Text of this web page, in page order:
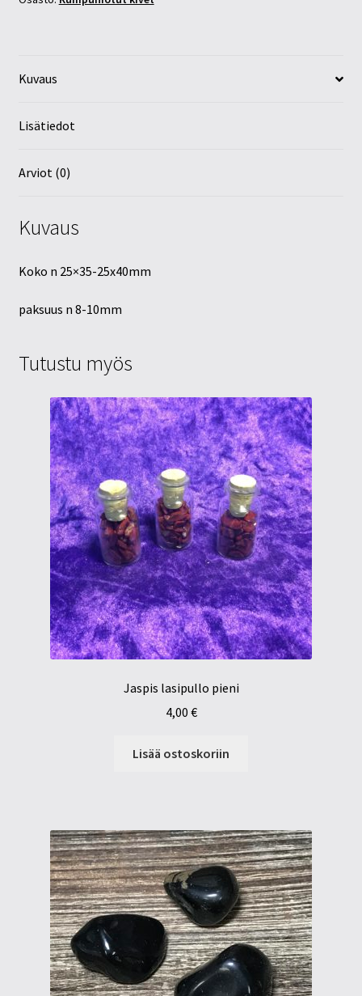
Kuvaus
Lisätiedot
Arviot (0)
Kuvaus
Koko n 25×35-25x40mm
paksuus n 8-10mm
Tutustu myös
Jaspis lasipullo pieni
4,00 €
Lisää ostoskoriin